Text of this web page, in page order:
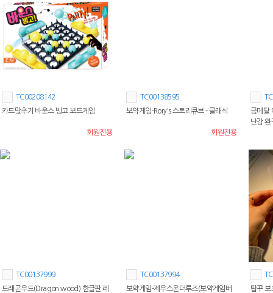
TC00208142
카드맞추기 바운스 빙고 보드게임
회원전용
TC00138595
보약게임-Rory's 스토리큐브 - 클래식
회원전용
금메달
난감 완
TC00137999
드래곤우드(Dragon wood) 한글판 레
TC00137994
보약게임-제우스온더루즈(보약게임버
탑꾸 보